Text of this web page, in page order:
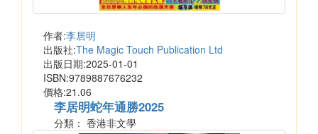
作者:李居明
出版社:The Magic Touch Publication Ltd
出版日期:2025-01-01
ISBN:9789887676232
價格:21.06
李居明蛇年通勝2025
分類： 香港非文學